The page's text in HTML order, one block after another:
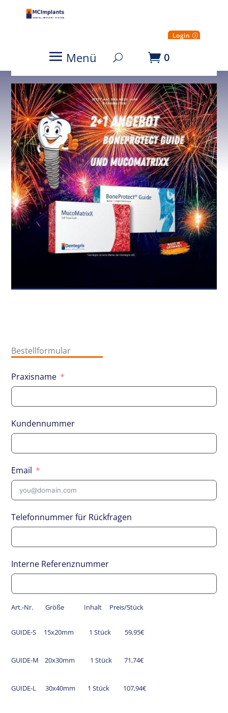
Login
Menü 0
Bestellformular
Praxisname
Kundennummer
Email
Telefonnummer für Rückfragen
Interne Referenznummer
Art.-Nr. Größe Inhalt Preis/Stück
GUIDE-S 15x20mm 1 Stück 59,95€
GUIDE-M 20x30mm 1 Stück 71,74€
GUIDE-L 30x40mm 1 Stück 107,94€